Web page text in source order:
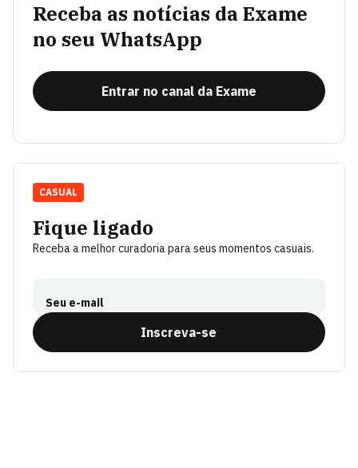
Receba as notícias da Exame
no seu WhatsApp
Entrar no canal da Exame
Fique ligado
Receba a melhor curadoria para seus momentos casuais.
Seu e-mail
Inscreva-se
CASUAL